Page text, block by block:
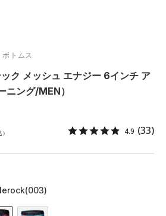
ボトムス
ク メッシュ エナジー 6インチ ア
ニング/MEN）
4.9 (33)